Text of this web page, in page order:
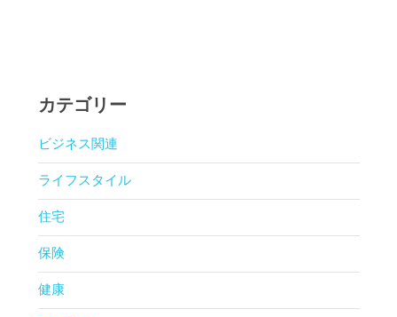
カテゴリー
ビジネス関連
ライフスタイル
住宅
保険
健康